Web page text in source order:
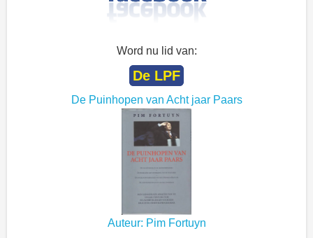
Word nu lid van:
De LPF
De Puinhopen van Acht jaar Paars
Auteur: Pim Fortuyn